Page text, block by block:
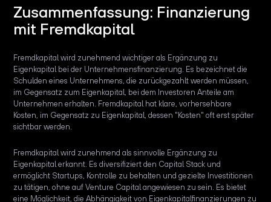
Zusammenfassung: Finanzierung
mit Fremdkapital
Fremdkapital wird zunehmend wichtiger als Ergänzung zu
Eigenkapital bei der Unternehmensfinanzierung. Es bezeichnet die
Schulden eines Unternehmens, die zurückgezahlt werden müssen,
im Gegensatz zum Eigenkapital, bei dem Investoren Anteile am
Unternehmen erhalten. Fremdkapital hat klare, vorhersehbare
Kosten, im Gegensatz zu Eigenkapital, dessen "Kosten" oft erst später
sichtbar werden.
Fremdkapital wird zunehmend als sinnvolle Ergänzung zu
Eigenkapital erkannt. Es diversifiziert den Capital Stack und
ermöglicht Startups, Kontrolle zu behalten und gezielte Investitionen
zu tätigen, ohne auf Venture Capital angewiesen zu sein. Es bietet
eine Möglichkeit, die Abhängigkeit von Eigenkapitalfinanzierungen zu